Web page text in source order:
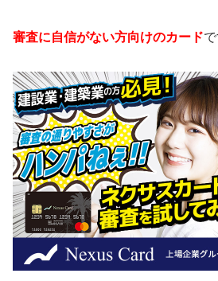
審査に自信がない方向けのカード